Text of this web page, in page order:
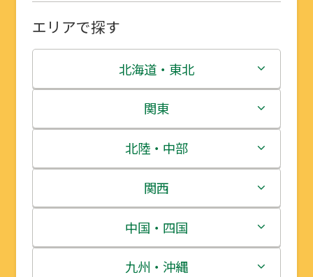
エリアで探す
北海道・東北
北海道
青森県
岩手県
宮城県
秋田県
関東
茨城県
栃木県
群馬県
埼玉県
北陸・中部
新潟県
富山県
石川県
関西
三重県
滋賀県
中国・四国
鳥取県
九州・沖縄